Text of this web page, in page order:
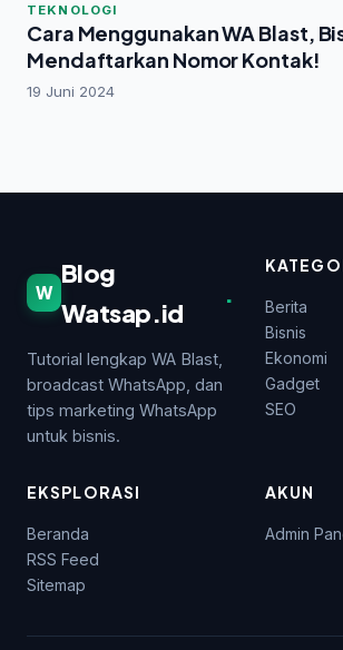
TEKNOLOGI
Cara Menggunakan WA Blast,
Mendaftarkan Nomor Kontak!
19 Juni 2024
W
Blog
Watsap.id
.
Tutorial lengkap WA Blast,
broadcast WhatsApp, dan
tips marketing WhatsApp
untuk bisnis.
Berita
Bisnis
Ekonomi
Gadget
SEO
EKSPLORASI
Beranda
RSS Feed
Sitemap
AKUN
Admin